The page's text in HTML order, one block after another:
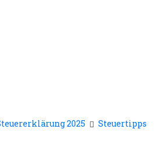
2025
Steuertipps